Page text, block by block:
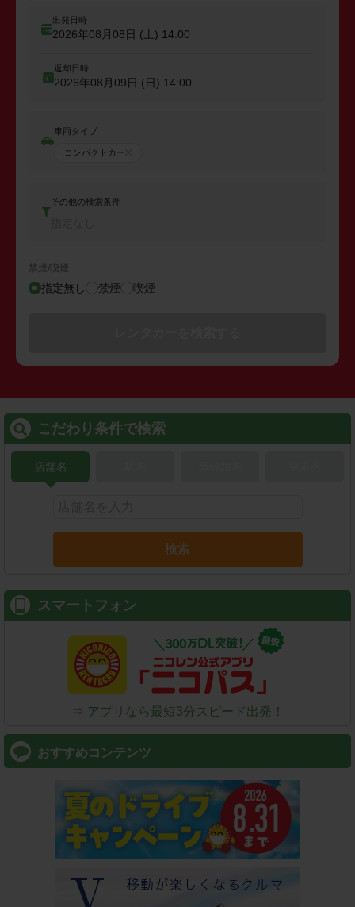
出発日時
2026年08月08日 (土) 14:00
返却日時
2026年08月09日 (日) 14:00
車両タイプ
コンパクトカー
その他の検索条件
禁煙/喫煙
指定無し 禁煙 喫煙
こだわり条件で検索
店舗名
検索
スマートフォン
⇒ アプリなら最短3分スピード出発！
おすすめコンテンツ